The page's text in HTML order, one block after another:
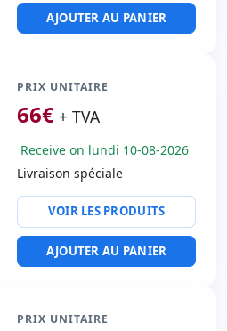
AJOUTER AU PANIER
PRIX UNITAIRE
66€ + TVA
Receive on lundi 10-08-2026
Livraison spéciale
VOIR LES PRODUITS
AJOUTER AU PANIER
PRIX UNITAIRE